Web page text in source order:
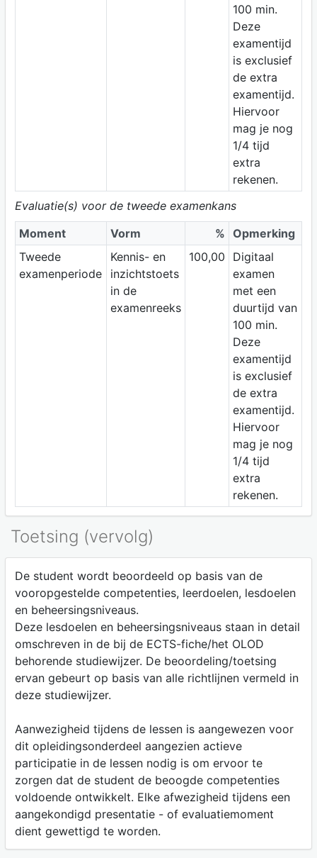
100 min.
Deze
examentijd
is exclusief
de extra
examentijd.
Hiervoor
mag je nog
1/4 tijd
extra
rekenen.
Evaluatie(s) voor de tweede examenkans
Moment
Vorm % Opmerking
Tweede
examenperiode
Kennis- en
inzichtstoets
in de
examenreeks
100,00
Digitaal
examen
met een
duurtijd van
100 min.
Deze
examentijd
is exclusief
de extra
examentijd.
Hiervoor
mag je nog
1/4 tijd
extra
rekenen.
Toetsing (vervolg)
De student wordt beoordeeld op basis van de
vooropgestelde competenties, leerdoelen, lesdoelen
en beheersingsniveaus.
Deze lesdoelen en beheersingsniveaus staan in detail
omschreven in de bij de ECTS-fiche/het OLOD
behorende studiewijzer. De beoordeling/toetsing
ervan gebeurt op basis van alle richtlijnen vermeld in
deze studiewijzer.
Aanwezigheid tijdens de lessen is aangewezen voor
dit opleidingsonderdeel aangezien actieve
participatie in de lessen nodig is om ervoor te
zorgen dat de student de beoogde competenties
voldoende ontwikkelt. Elke afwezigheid tijdens een
aangekondigd presentatie - of evaluatiemoment
dient gewettigd te worden.